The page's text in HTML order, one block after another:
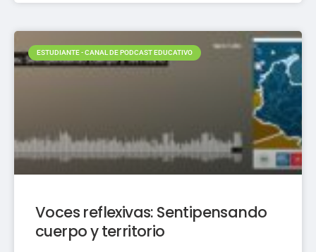
ESTUDIANTE - CANAL DE PODCAST EDUCATIVO
Voces reflexivas: Sentipensando
cuerpo y territorio